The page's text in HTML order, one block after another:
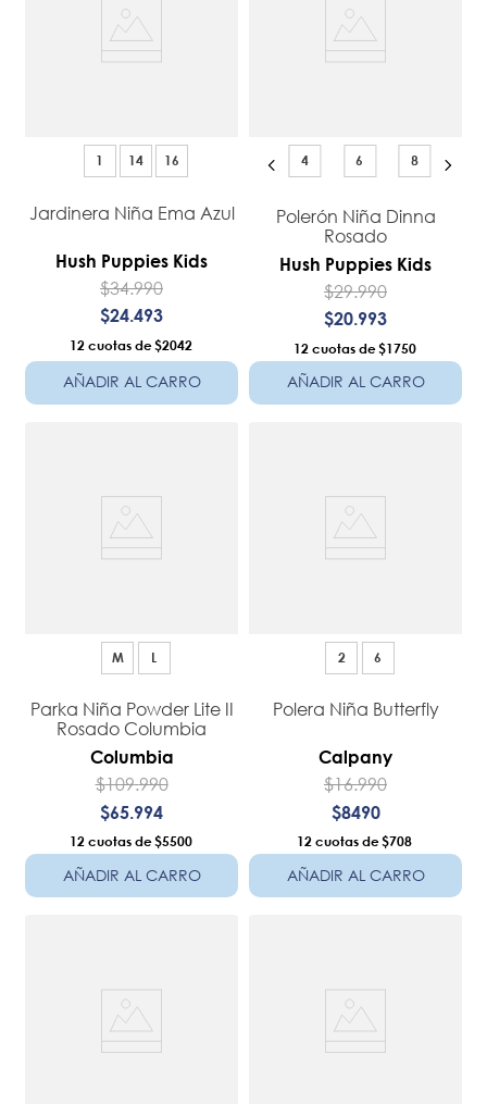
1 14 16
Jardinera Niña Ema Azul
Hush Puppies Kids
$34.990
$24.493
12 $2042
AÑADIR AL CARRO
4 6 8
Polerón Niña Dinna
Rosado
Hush Puppies Kids
$29.990
$20.993
12 $1750
AÑADIR AL CARRO
M L
Parka Niña Powder Lite II
Rosado Columbia
Columbia
$109.990
$65.994
12 $5500
AÑADIR AL CARRO
2 6
Polera Niña Butterfly
Calpany
$16.990
$8490
12 $708
AÑADIR AL CARRO